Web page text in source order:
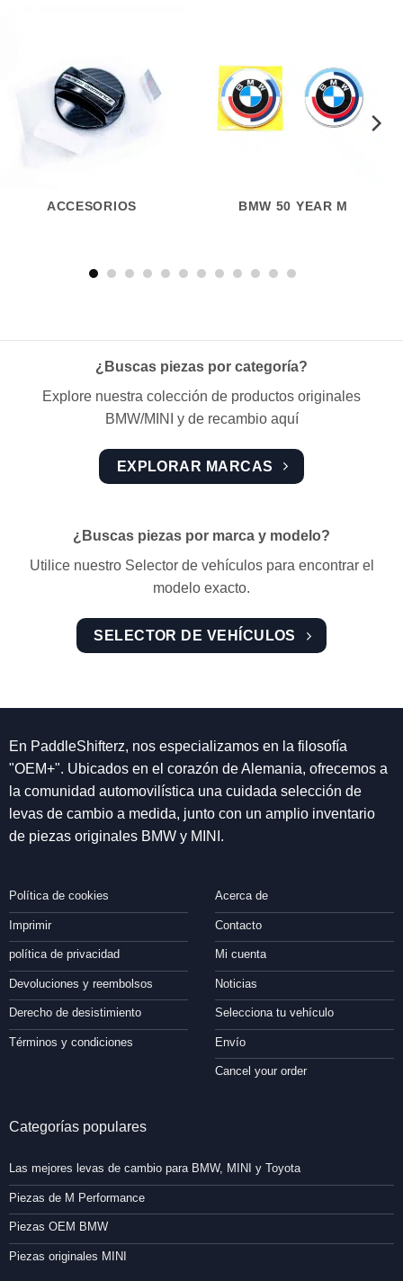
ACCESORIOS BMW 50 YEAR M
¿Buscas piezas por categoría?
Explore nuestra colección de productos originales
BMW/MINI y de recambio aquí
EXPLORAR MARCAS
¿Buscas piezas por marca y modelo?
Utilice nuestro Selector de vehículos para encontrar el
modelo exacto.
SELECTOR DE VEHÍCULOS
En PaddleShifterz, nos especializamos en la filosofía
"OEM+". Ubicados en el corazón de Alemania, ofrecemos a
la comunidad automovilística una cuidada selección de
levas de cambio a medida, junto con un amplio inventario
de piezas originales BMW y MINI.
Política de cookies
Imprimir
política de privacidad
Devoluciones y reembolsos
Derecho de desistimiento
Términos y condiciones
Acerca de
Contacto
Mi cuenta
Noticias
Selecciona tu vehículo
Envío
Cancel your order
Categorías populares
Las mejores levas de cambio para BMW, MINI y Toyota
Piezas de M Performance
Piezas OEM BMW
Piezas originales MINI